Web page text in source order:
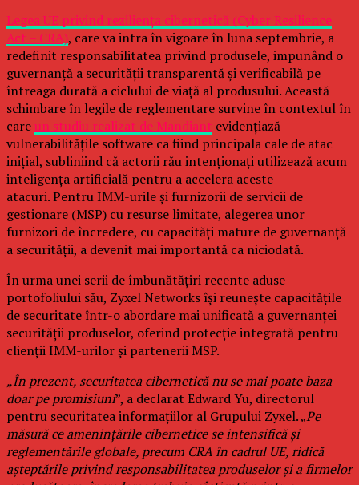
Legea UE privind reziliența cibernetică (Cyber Resilience
Act – CRA), care va intra în vigoare în luna septembrie, a
redefinit responsabilitatea privind produsele, impunând o
guvernanță a securității transparentă și verificabilă pe
întreaga durată a ciclului de viață al produsului. Această
schimbare în legile de reglementare survine în contextul în
careun studiu realizat de Mandiant evidențiază
vulnerabilitățile software ca fiind principala cale de atac
inițial, subliniind că actorii rău intenționați utilizează acum
inteligența artificială pentru a accelera aceste
atacuri. Pentru IMM-urile și furnizorii de servicii de
gestionare (MSP) cu resurse limitate, alegerea unor
furnizori de încredere, cu capacități mature de guvernanță
a securității, a devenit mai importantă ca niciodată.
În urma unei serii de îmbunătățiri recente aduse
portofoliului său, Zyxel Networks își reunește capacitățile
de securitate într-o abordare mai unificată a guvernanței
securității produselor, oferind protecție integrată pentru
clienții IMM-urilor și partenerii MSP.
„În prezent, securitatea cibernetică nu se mai poate baza
doar pe promisiuni”, a declarat Edward Yu, directorul
pentru securitatea informațiilor al Grupului Zyxel. „Pe
măsură ce amenințările cibernetice se intensifică și
reglementările globale, precum CRA în cadrul UE, ridică
așteptările privind responsabilitatea produselor și a firmelor